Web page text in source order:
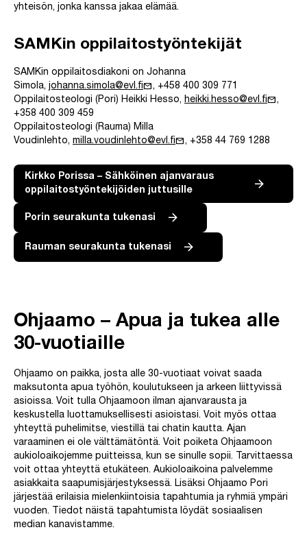
yhteisön, jonka kanssa jakaa elämää.
SAMKin oppilaitostyöntekijät
SAMKin oppilaitosdiakoni on Johanna
Simola, johanna.simola@evl.fimail, +458 400 309 771
Oppilaitosteologi (Pori) Heikki Hesso, heikki.hesso@evl.fimail,
+358 400 309 459
Oppilaitosteologi (Rauma) Milla
Voudinlehto, milla.voudinlehto@evl.fimail, +358 44 769 1288
Kirkko Porissa – Sähköinen ajanvaraus
oppilaitostyöntekijöiden juttusille
Porin seurakunta tukenasi
Rauman seurakunta tukenasi
Ohjaamo – Apua ja tukea alle
30-vuotiaille
Ohjaamo on paikka, josta alle 30-vuotiaat voivat saada
maksutonta apua työhön, koulutukseen ja arkeen liittyvissä
asioissa. Voit tulla Ohjaamoon ilman ajanvarausta ja
keskustella luottamuksellisesti asioistasi. Voit myös ottaa
yhteyttä puhelimitse, viestillä tai chatin kautta. Ajan
varaaminen ei ole välttämätöntä. Voit poiketa Ohjaamoon
aukioloaikojemme puitteissa, kun se sinulle sopii. Tarvittaessa
voit ottaa yhteyttä etukäteen. Aukioloaikoina palvelemme
asiakkaita saapumisjärjestyksessä. Lisäksi Ohjaamo Pori
järjestää erilaisia mielenkiintoisia tapahtumia ja ryhmiä ympäri
vuoden. Tiedot näistä tapahtumista löydät sosiaalisen
median kanavistamme.